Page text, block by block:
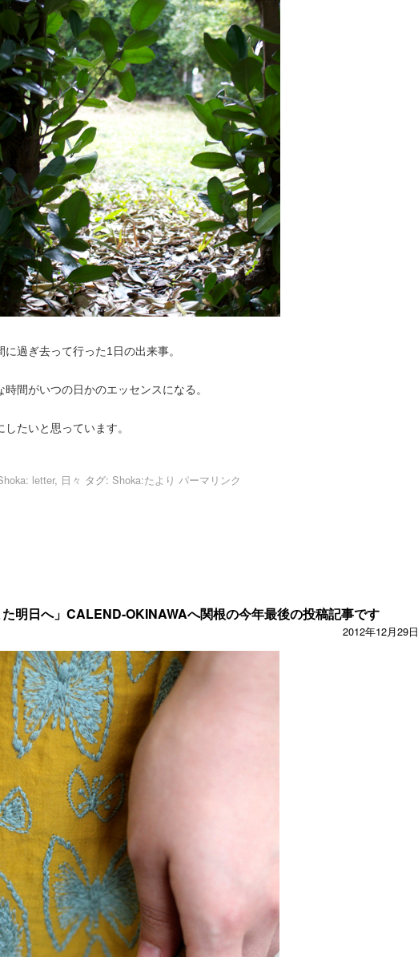
に過ぎ去って行った1日の出来事。
時間がいつの日かのエッセンスになる。
したいと思っています。
letter, 日々 タグ: Shoka:たより パーマリンク
た明日へ」CALEND-OKINAWAへ関根の今年最後の投稿記事です
2012年12月29日